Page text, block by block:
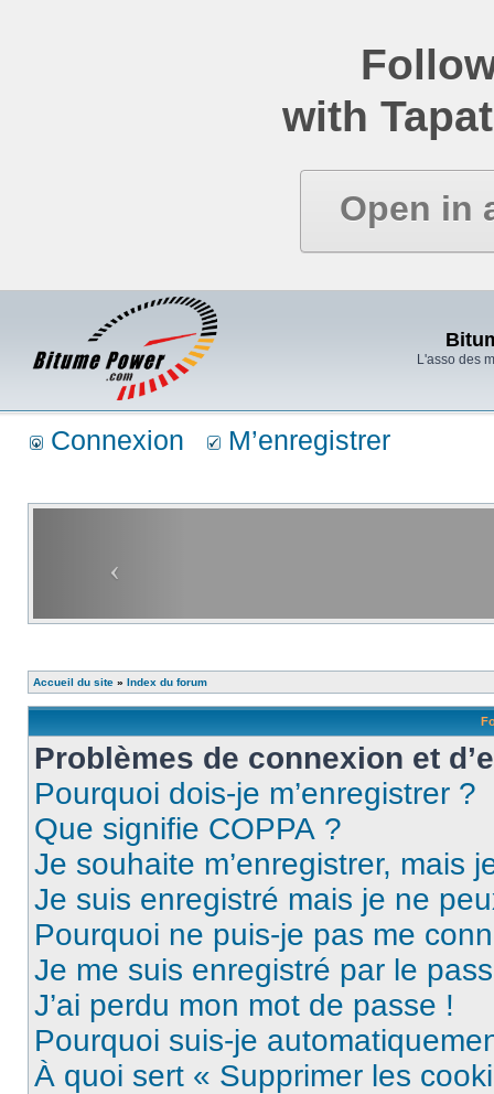
with
Open in
L'asso des
Connexion M’enregistrer
Accueil du site » Index du forum
Problèmes de connexion et
Pourquoi dois-je m’enregistrer ?
Que signifie COPPA ?
Je souhaite m’enregistrer, mais
Je suis enregistré mais je ne
Pourquoi ne puis-je pas me
Je me suis enregistré par le
J’ai perdu mon mot de passe !
Pourquoi suis-je
À quoi sert « Supprimer les